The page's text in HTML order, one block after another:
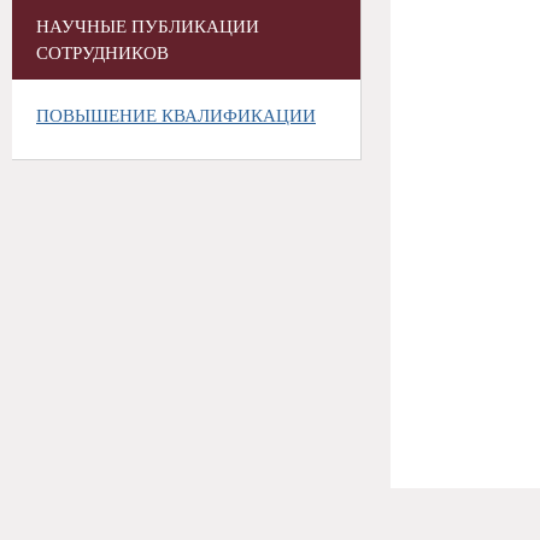
НАУЧНЫЕ ПУБЛИКАЦИИ
СОТРУДНИКОВ
ПОВЫШЕНИЕ КВАЛИФИКАЦИИ